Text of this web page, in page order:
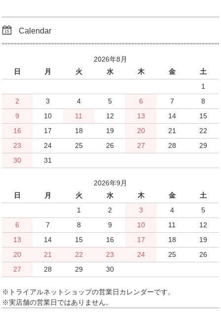
Calendar
2026年8月
日
月 火 水 木 金
土
1
2
3 4 5 6 7
8
9
10 11 12 13 14
15
16
17 18 19 20 21
22
23
24 25 26 27 28
29
30
31
2026年9月
日
月 火 水 木 金
土
1
2 3 4
5
6
7 8 9 10 11
12
13
14 15 16 17 18
19
20
21 22 23 24 25
26
27
28 29 30
※トライアルネットショップの営業日カレンダーです。
※実店舗の営業日ではありません。